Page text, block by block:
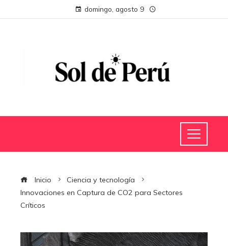
domingo, agosto 9
Inicio
Ciencia y tecnología
Innovaciones en Captura de CO2 para Sectores
Críticos